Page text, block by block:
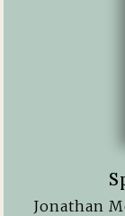
Jonathan